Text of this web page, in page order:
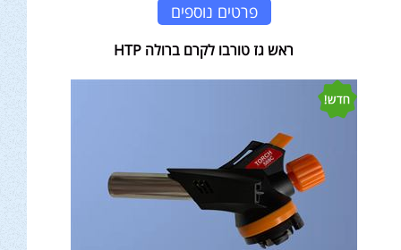
פרטים נוספים
ראש גז טורבו לקרם ברולה HTP